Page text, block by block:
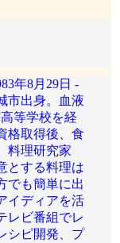
年8月29日 -
市出身。血液
等学校を経
格取得後、食
料理研究家
とする料理は
でも簡単に出
イディアを活
レビ番組でレ
シピ開発、プ